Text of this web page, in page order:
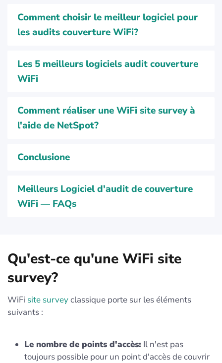
Comment choisir le meilleur logiciel pour
les audits couverture WiFi?
Les 5 meilleurs logiciels audit couverture
WiFi
Comment réaliser une WiFi site survey à
l'aide de NetSpot?
Conclusione
Meilleurs Logiciel d'audit de couverture
WiFi — FAQs
Qu'est-ce qu'une WiFi site
survey?
WiFi site surveyclassique porte sur les éléments
suivants :
Le nombre de points d'accès: Il n'est pas
toujours possible pour un point d'accès de couvrir